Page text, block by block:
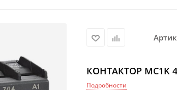
КОНТАКТОР MC1K
Подробности